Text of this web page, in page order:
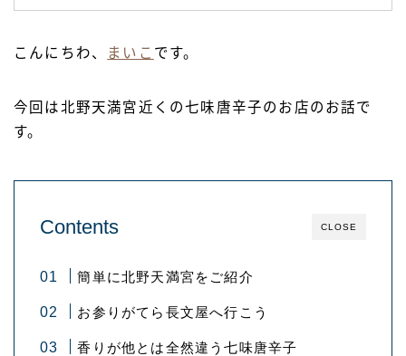
こんにちわ、 まいこ です。
今回は北野天満宮近くの七味唐辛子のお店のお話で
す。
CLOSE
Contents
簡単に北野天満宮をご紹介
お参りがてら長文屋へ行こう
香りが他とは全然違う七味唐辛子